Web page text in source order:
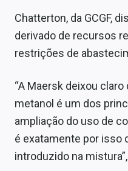
Chatterton, da GCGF,
derivado de recursos
restrições de
“A Maersk deixou
metanol é um dos
ampliação do uso de
é exatamente por isso
introduzido na